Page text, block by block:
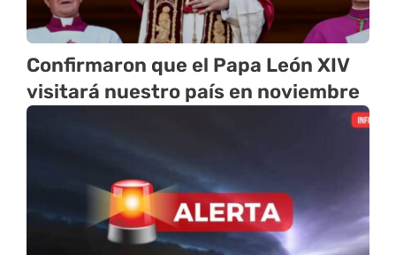
Confirmaron que el Papa León XIV
visitará nuestro país en noviembre